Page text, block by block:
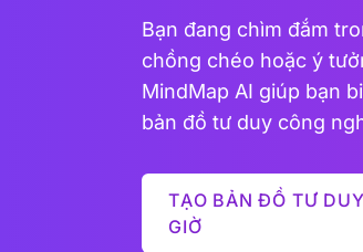
Bạn đang chìm đắm
chồng chéo hoặc ý
MindMap AI giúp bạn
bản đồ tư duy công
TẠO BẢN ĐỒ TƯ
GIỜ